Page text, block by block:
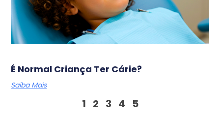
É Normal Criança Ter Cárie?
Saiba Mais
1 2 3 4 5